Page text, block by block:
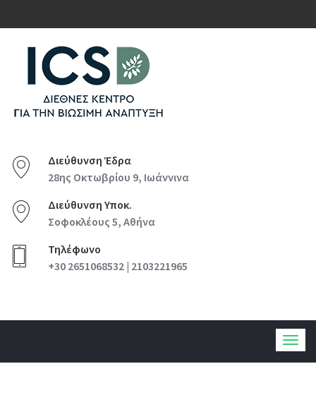
Διεύθυνση Έδρα
28ης Οκτωβρίου 9, Ιωάννινα
Διεύθυνση Υποκ.
Σοφοκλέους 5, Αθήνα
Τηλέφωνο
+30 2651068532 | 2103221965